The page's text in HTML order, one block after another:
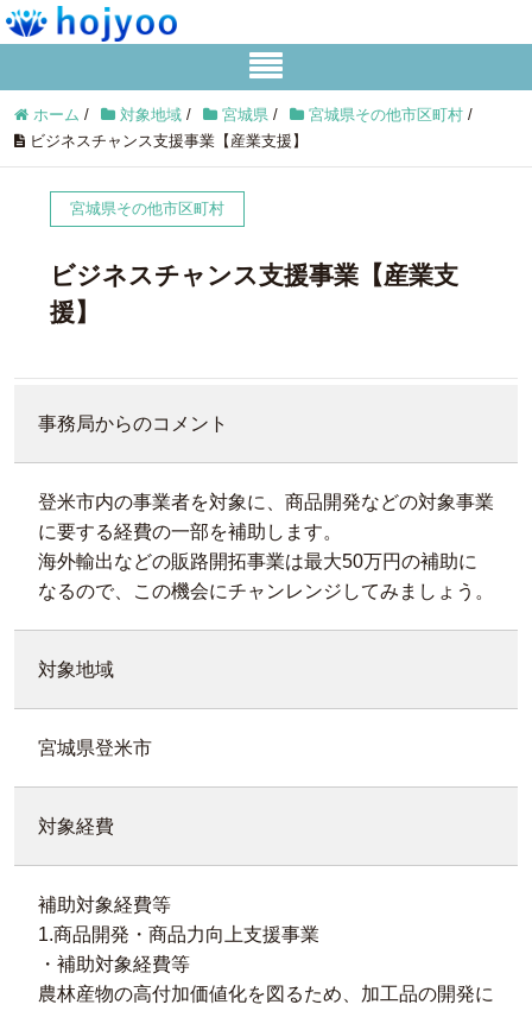
ホーム / 対象地域 / 宮城県 / 宮城県その他市区町村 /
ビジネスチャンス支援事業【産業支援】
宮城県その他市区町村
ビジネスチャンス支援事業【産業支
援】
事務局からのコメント
登米市内の事業者を対象に、商品開発などの対象事業
に要する経費の一部を補助します。
海外輸出などの販路開拓事業は最大50万円の補助に
なるので、この機会にチャンレンジしてみましょう。
対象地域
宮城県登米市
対象経費
補助対象経費等
1.商品開発・商品力向上支援事業
・補助対象経費等
農林産物の高付加価値化を図るため、加工品の開発に